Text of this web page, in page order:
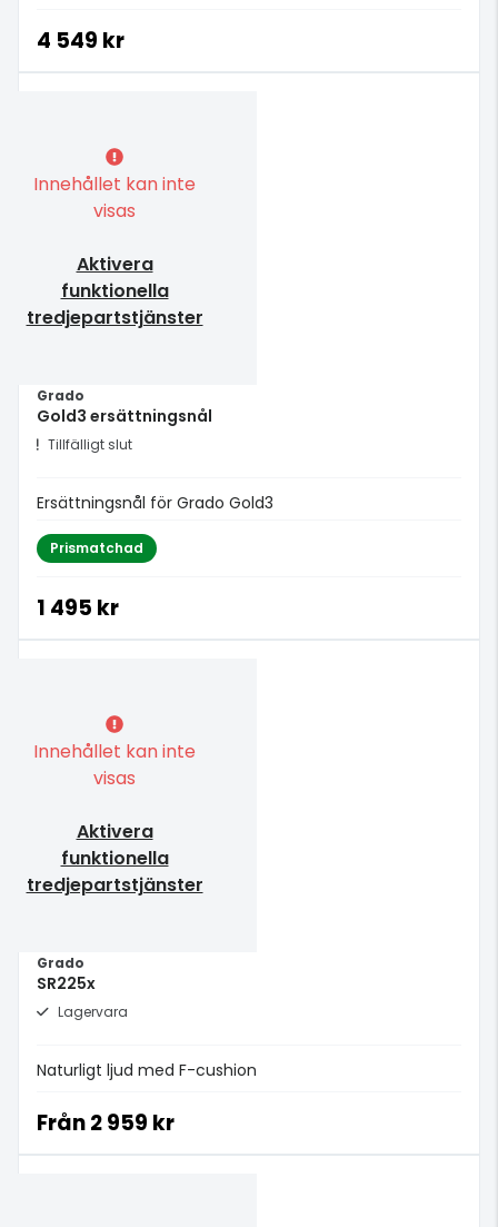
4 549 kr
Innehållet kan inte
visas
Aktivera
funktionella
tredjepartstjänster
Grado
Gold3 ersättningsnål
Tillfälligt slut
Ersättningsnål för Grado Gold3
Prismatchad
1 495 kr
Innehållet kan inte
visas
Aktivera
funktionella
tredjepartstjänster
Grado
SR225x
Lagervara
Naturligt ljud med F-cushion
Från2 959 kr